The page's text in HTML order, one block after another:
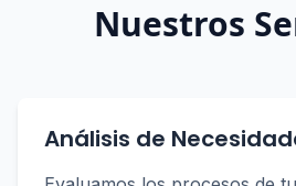
Nuestros
Análisis de